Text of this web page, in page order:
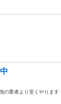
の業者より安くやります